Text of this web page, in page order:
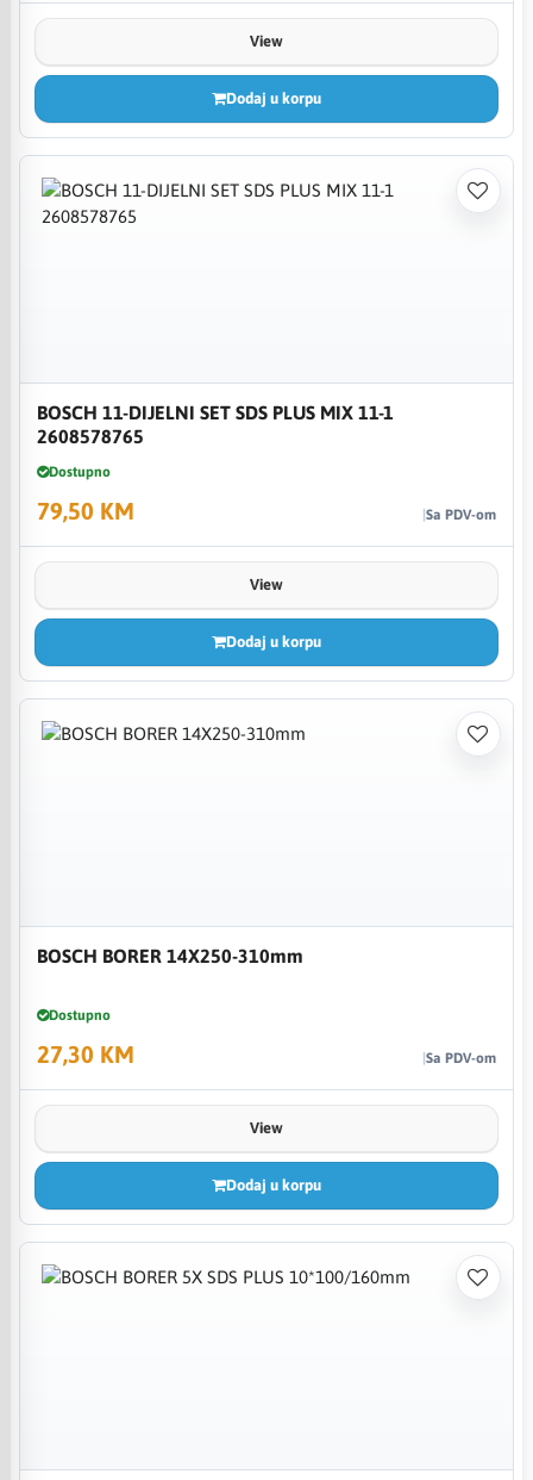
View
Dodaj u korpu
BOSCH 11-DIJELNI SET SDS PLUS MIX 11-1
2608578765
Dostupno
79,50 KM Sa PDV-om
View
Dodaj u korpu
BOSCH BORER 14X250-310mm
Dostupno
27,30 KM Sa PDV-om
View
Dodaj u korpu